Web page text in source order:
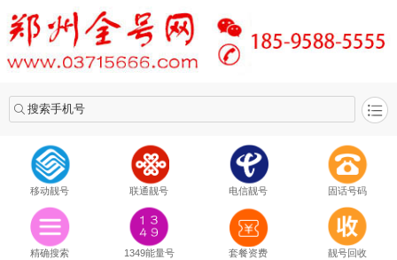
搜索手机号
移动靓号 联通靓号 电信靓号 固话号码
精确搜索 1349能量号 套餐资费 靓号回收
2020​移动最新套餐资费...
2020​联通最新套餐资费...